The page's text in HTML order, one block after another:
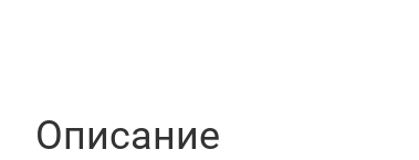
Описание